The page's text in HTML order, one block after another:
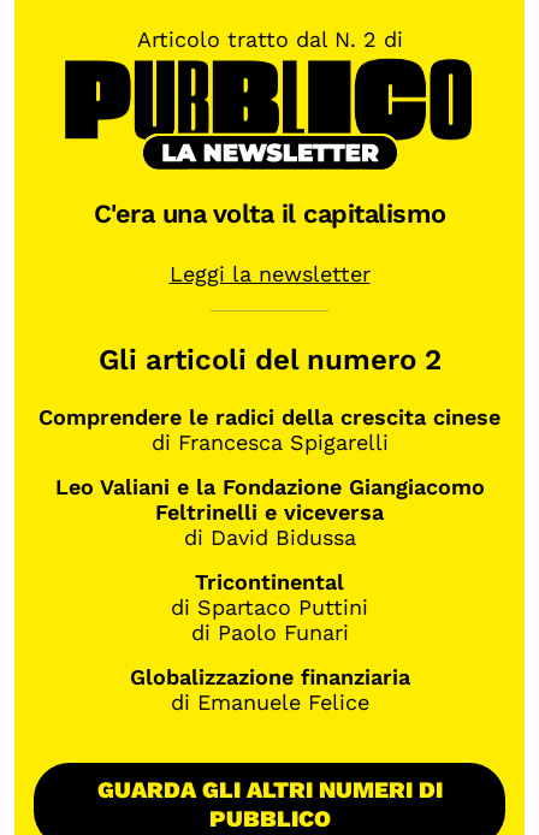
Articolo tratto dal N. 2 di
C'era una volta il capitalismo
Leggi la newsletter
Gli articoli del numero 2
Comprendere le radici della crescita cinese
di Francesca Spigarelli
Leo Valiani e la Fondazione Giangiacomo
Feltrinelli e viceversa
di David Bidussa
Tricontinental
di Spartaco Puttini
di Paolo Funari
Globalizzazione finanziaria
di Emanuele Felice
GUARDA GLI ALTRI NUMERI DI
PUBBLICO